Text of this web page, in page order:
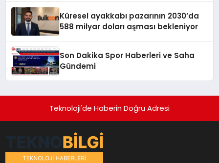
Küresel ayakkabı pazarının 2030’da
588 milyar doları aşması bekleniyor
Son Dakika Spor Haberleri ve Saha
Gündemi
Teknoloji'de Haberin Doğru Adresi